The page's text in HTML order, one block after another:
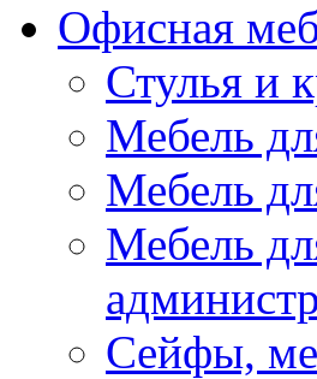
Офисная
Стулья и
Мебель
Мебель
Мебель
Сейфы,